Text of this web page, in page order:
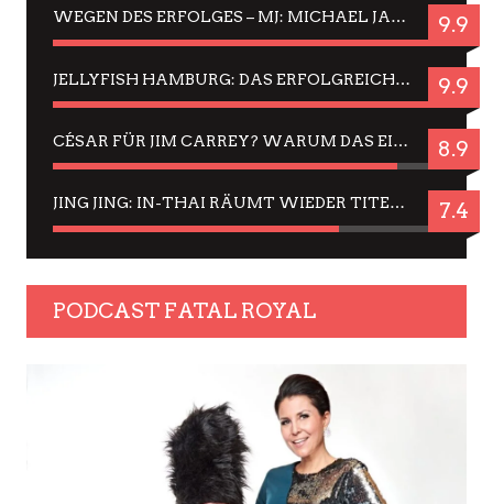
WEGEN DES ERFOLGES – MJ: MICHAEL JACKSON MUSICAL IN EINER MATINEE SEHEN 9.9
JELLYFISH HAMBURG: DAS ERFOLGREICHE SOMMER-MENÜ 2025 IN GEFÜHLEN UND BILDERN 9.9
CÉSAR FÜR JIM CARREY? WARUM DAS EINER DER NERVIGSTEN ACTORS IST UND BLEIBT 8.9
JING JING: IN-THAI RÄUMT WIEDER TITEL AB – EIN ZWEI-STUNDEN-ERLEBNISBERICHT 7.4
PODCAST FATAL ROYAL